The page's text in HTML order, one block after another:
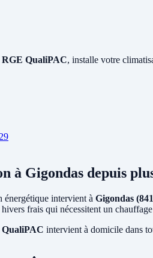
RGE QualiPAC, installe votre
à Gigondas depuis
intervient à Gigondas
frais qui nécessitent un
intervient à domicile dans